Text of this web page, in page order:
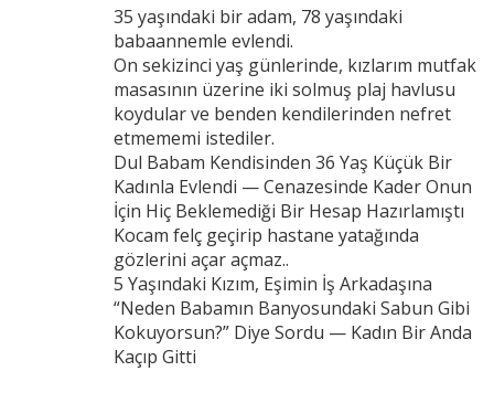
35 yaşındaki bir adam, 78 yaşındaki
babaannemle evlendi.
On sekizinci yaş günlerinde, kızlarım mutfak
masasının üzerine iki solmuş plaj havlusu
koydular ve benden kendilerinden nefret
etmememi istediler.
Dul Babam Kendisinden 36 Yaş Küçük Bir
Kadınla Evlendi — Cenazesinde Kader Onun
İçin Hiç Beklemediği Bir Hesap Hazırlamıştı
Kocam felç geçirip hastane yatağında
gözlerini açar açmaz..
5 Yaşındaki Kızım, Eşimin İş Arkadaşına
“Neden Babamın Banyosundaki Sabun Gibi
Kokuyorsun?” Diye Sordu — Kadın Bir Anda
Kaçıp Gitti